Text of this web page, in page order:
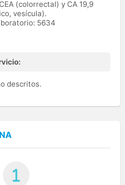
(colorrectal) y CA 19,9
vesícula).
5634
descritos.